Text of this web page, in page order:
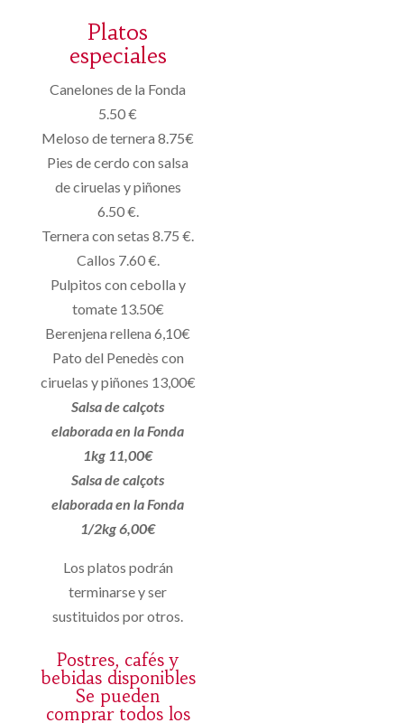
Platos
especiales
Canelones de la Fonda
5.50 €
Meloso de ternera 8.75€
Pies de cerdo con salsa
de ciruelas y piñones
6.50 €.
Ternera con setas 8.75 €.
Callos 7.60 €.
Pulpitos con cebolla y
tomate 13.50€
Berenjena rellena 6,10€
Pato del Penedès con
ciruelas y piñones 13,00€
Salsa de calçots
elaborada en la Fonda
1kg 11,00€
Salsa de calçots
elaborada en la Fonda
1/2kg 6,00€
Los platos podrán
terminarse y ser
sustituidos por otros.
Postres, cafés y
bebidas disponibles
Se pueden
comprar todos los